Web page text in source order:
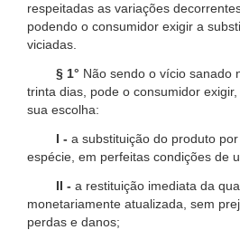
respeitadas as variações
podendo o consumidor exigir a
viciadas.
§ 1° Não sendo o vício sanado
trinta dias, pode o consumidor
sua escolha:
I - a substituição do produto
espécie, em perfeitas condições de
II - a restituição imediata da
monetariamente atualizada, sem
perdas e danos;